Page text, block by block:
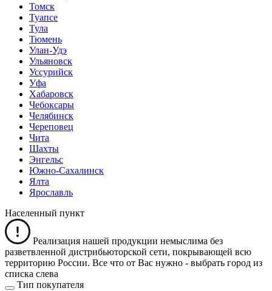
Томск
Туапсе
Тула
Тюмень
Улан-Удэ
Ульяновск
Уссурийск
Уфа
Хабаровск
Чебоксары
Челябинск
Череповец
Чита
Шахты
Энгельс
Южно-Сахалинск
Ялта
Ярославль
Населенный пункт
Реализация нашей продукции немыслима без
разветвленной дистрибьюторской сети, покрывающей всю
территорию России. Все что от Вас нужно - выбрать город из
списка слева
Тип покупателя